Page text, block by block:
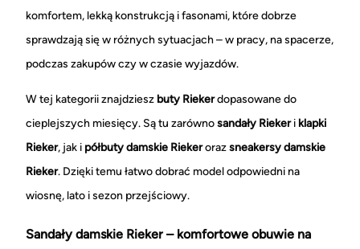
komfortem, lekką konstrukcją i fasonami, które dobrze
sprawdzają się w różnych sytuacjach – w pracy, na spacerze,
podczas zakupów czy w czasie wyjazdów.
W tej kategorii znajdziesz buty Riekerdopasowane do
cieplejszych miesięcy. Są tu zarównosandały Riekeri klapki
Rieker, jak i półbuty damskie Riekerorazsneakersy damskie
Rieker. Dzięki temu łatwo dobrać model odpowiedni na
wiosnę, lato i sezon przejściowy.
Sandały damskie Rieker – komfortowe obuwie na